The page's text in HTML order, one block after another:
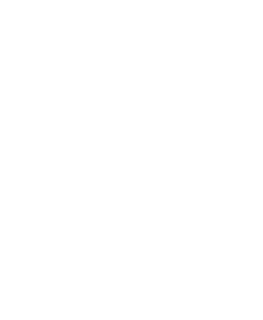
Gc420t
Sul
Impressão Térmica Minas Gerais
Térmica Rio de Janeiro